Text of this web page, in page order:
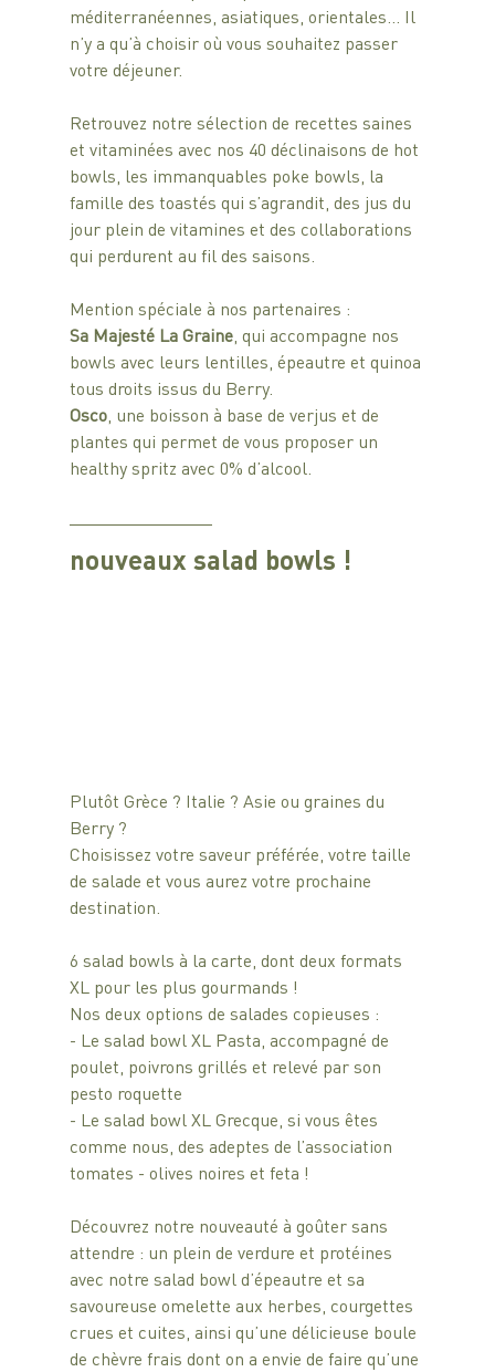
méditerranéennes, asiatiques, orientales… Il
n’y a qu’à choisir où vous souhaitez passer
votre déjeuner.
Retrouvez notre sélection de recettes saines
et vitaminées avec nos 40 déclinaisons de hot
bowls, les immanquables poke bowls, la
famille des toastés qui s’agrandit, des jus du
jour plein de vitamines et des collaborations
qui perdurent au fil des saisons.
Mention spéciale à nos partenaires :
Sa Majesté La Graine, qui accompagne nos
bowls avec leurs lentilles, épeautre et quinoa
tous droits issus du Berry.
Osco, une boisson à base de verjus et de
plantes qui permet de vous proposer un
healthy spritz avec 0% d’alcool.
nouveaux salad bowls !
Plutôt Grèce ? Italie ? Asie ou graines du
Berry ?
Choisissez votre saveur préférée, votre taille
de salade et vous aurez votre prochaine
destination.
6 salad bowls à la carte, dont deux formats
XL pour les plus gourmands !
Nos deux options de salades copieuses :
- Le salad bowl XL Pasta, accompagné de
poulet, poivrons grillés et relevé par son
pesto roquette
- Le salad bowl XL Grecque, si vous êtes
comme nous, des adeptes de l’association
tomates - olives noires et feta !
Découvrez notre nouveauté à goûter sans
attendre : un plein de verdure et protéines
avec notre salad bowl d’épeautre et sa
savoureuse omelette aux herbes, courgettes
crues et cuites, ainsi qu’une délicieuse boule
de chèvre frais dont on a envie de faire qu’une